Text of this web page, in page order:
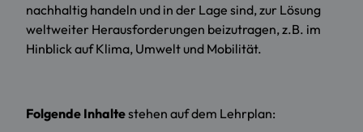
nachhaltig handeln und in der Lage sind, zur Lösung
weltweiter Herausforderungen beizutragen, z.B. im
Hinblick auf Klima, Umwelt und Mobilität.
Folgende Inhaltestehen auf dem Lehrplan: